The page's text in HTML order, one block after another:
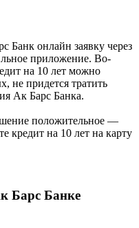
Банк онлайн заявку через
приложение. Во-
на 10 лет можно
не придется тратить
Ак Барс Банка.
положительное —
кредит на 10 лет на карту
Барс Банке